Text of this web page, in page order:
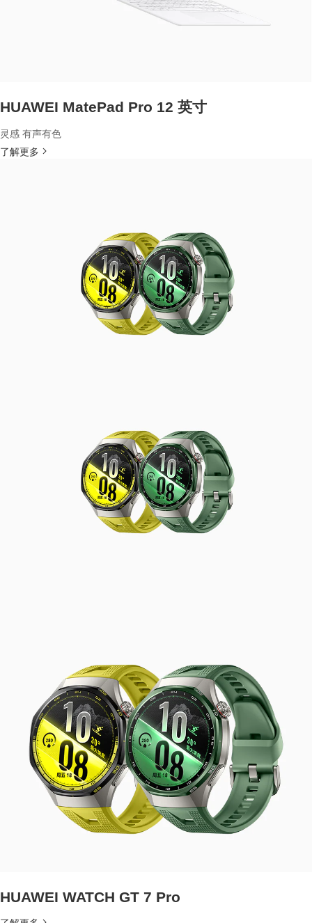
HUAWEI MatePad Pro 12 英寸
灵感 有声有色
了解更多
HUAWEI WATCH GT 7 Pro